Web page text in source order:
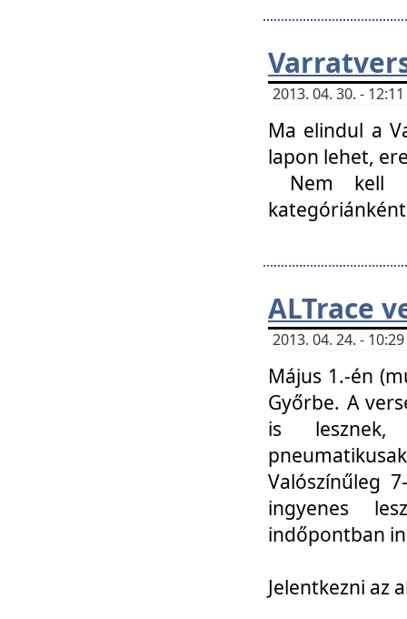
2013. 04. 30. -
Ma elindul a
lapon lehet,
Nem kell
ALTrace
2013. 04. 24. -
Május 1.-én
Győrbe. A
is lesznek,
Valószínűleg
ingyenes
indőpontban
Jelentkezni az